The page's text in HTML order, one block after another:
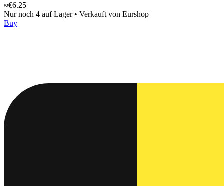
≈€6.25
Nur noch 4 auf Lager • Verkauft von Eurshop
Buy